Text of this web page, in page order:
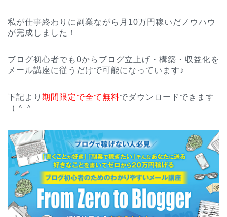
私が仕事終わりに副業ながら月10万円稼いだノウハウ
が完成しました！
ブログ初心者でも0からブログ立上げ・構築・収益化を
メール講座に従うだけで可能になっています♪
下記より 期間限定で全て無料でダウンロードできます
（＾＾